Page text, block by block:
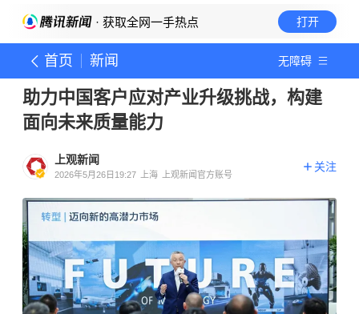
· 获取全网一手热点 打开
首页 新闻 无障碍
助力中国客户应对产业升级挑战，构建
面向未来质量能力
上观新闻
2026年5月26日19:27 上海 上观新闻官方账号
关注